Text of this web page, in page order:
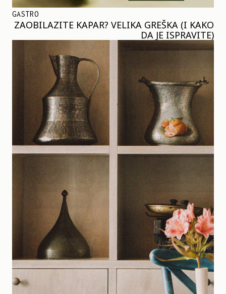
GASTRO
ZAOBILAZITE KAPAR? VELIKA GREŠKA (I KAKO
DA JE ISPRAVITE)